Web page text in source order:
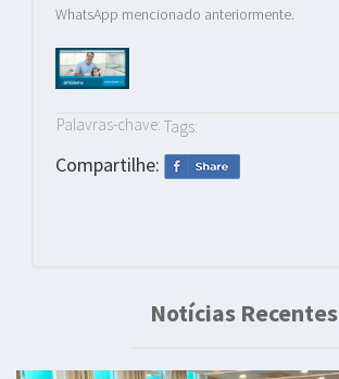
WhatsApp mencionado anteriormente.
Palavras-chave: Tags:
Compartilhe:
Notícias Recentes